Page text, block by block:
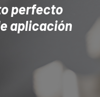
perfecto
aplicación